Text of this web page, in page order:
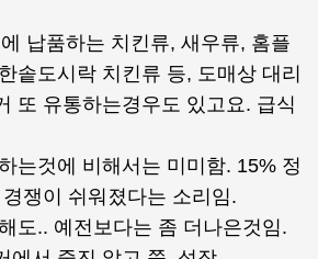
납품하는 치킨류, 새우류, 홈플
솥도시락 치킨류 등, 도매상 대리
또 유통하는경우도 있고요. 급식
는것에 비해서는 미미함. 15% 정
쟁이 쉬워졌다는 소리임.
도.. 예전보다는 좀 더나은것임.